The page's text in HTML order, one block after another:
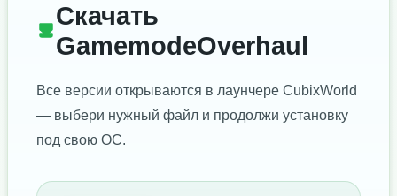
Скачать
GamemodeOverhaul
Все версии открываются в лаунчере CubixWorld
— выбери нужный файл и продолжи установку
под свою ОС.